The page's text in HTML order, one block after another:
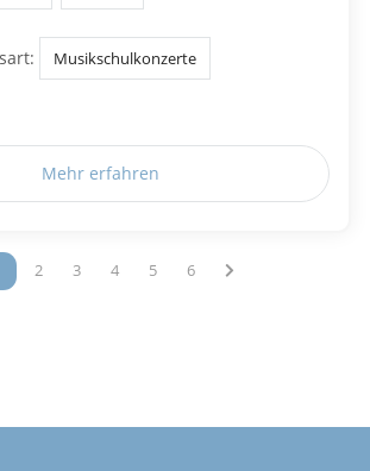
Musikschulkonzerte
Mehr erfahren
êtes sur la page
Vous êtes sur la page
2 Vous êtes sur la page
3 Vous êtes sur la page
4 Vous êtes sur la page
5 Vous êtes sur la page
6